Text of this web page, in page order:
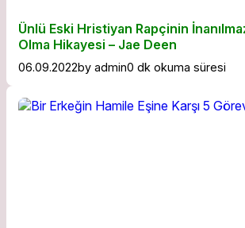
Ünlü Eski Hristiyan Rapçinin
Olma Hikayesi – Jae Deen
06.09.2022by admin0 dk okuma süresi